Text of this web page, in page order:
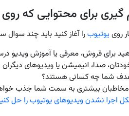
برای محتوایی که روی
روی یوتیوبرا آغاز کنید باید چند سوال
برای فروش، معرفی یا آموزش ویدیو
صدا، انیمیشن یا ویدیوهای
شما چه کسانی هستند؟
بیشتری به سمت شما جذب
اجرا نشدن ویدیوهای یوتیوب را حل